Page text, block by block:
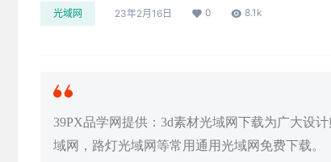
光域网 23年2月16日 0 8.1k
39PX品学网提供：3d素材光域网下载为广大设
域网，路灯光域网等常用通用光域网免费下载。